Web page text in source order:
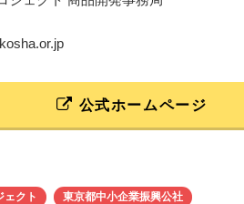
公式ホームページ
ェクト 東京都中小企業振興公社